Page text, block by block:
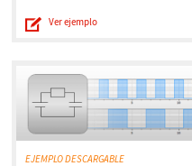
Ver ejemplo
EJEMPLO DESCARGABLE